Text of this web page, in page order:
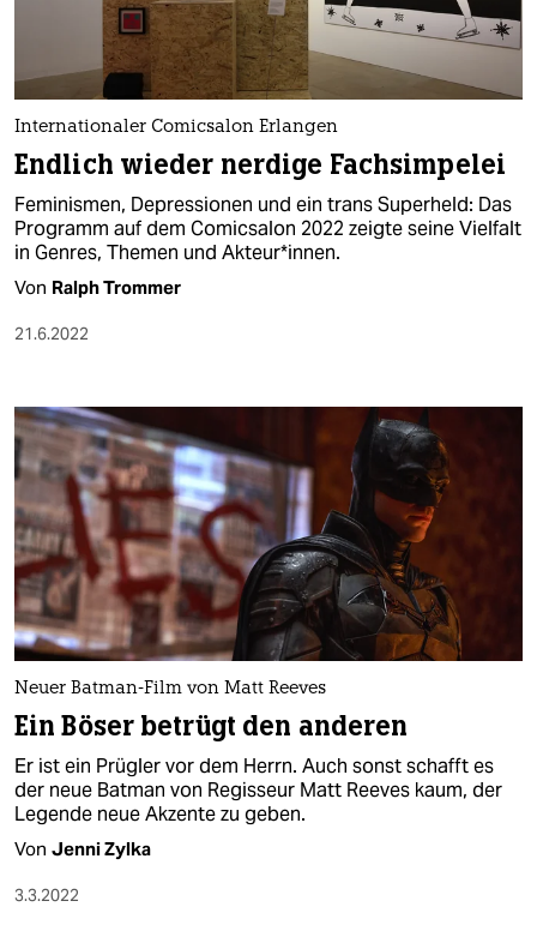
Internationaler Comicsalon Erlangen
Endlich wieder nerdige Fachsimpelei
Feminismen, Depressionen und ein trans Superheld: Das
Programm auf dem Comicsalon 2022 zeigte seine Vielfalt
in Genres, Themen und Ak­teu­r*in­nen.
Von Ralph Trommer
21.6.2022
Neuer Batman-Film von Matt Reeves
Ein Böser betrügt den anderen
Er ist ein Prügler vor dem Herrn. Auch sonst schafft es
der neue Batman von Regisseur Matt Reeves kaum, der
Legende neue Akzente zu geben.
Von Jenni Zylka
3.3.2022